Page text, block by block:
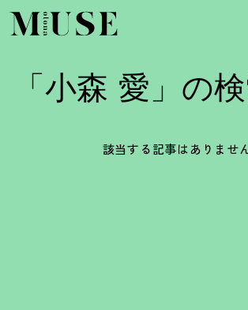
オトナミューズ ウェブ
「小森 愛」の
該当する記事はありませ